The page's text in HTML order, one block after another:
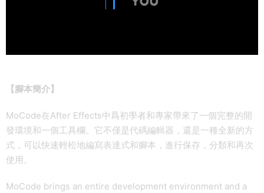
【腳本簡介】
MoCode在After Effects中爲初學者和專家帶來了一個完整的開
發環境和一個工具欄。它不僅是代碼編輯器，還是一種全新的方
式，可以快速輕松地編寫表達式和腳本，進行保存，分類和再次
使用。
MoCode brings an entire development environment and a